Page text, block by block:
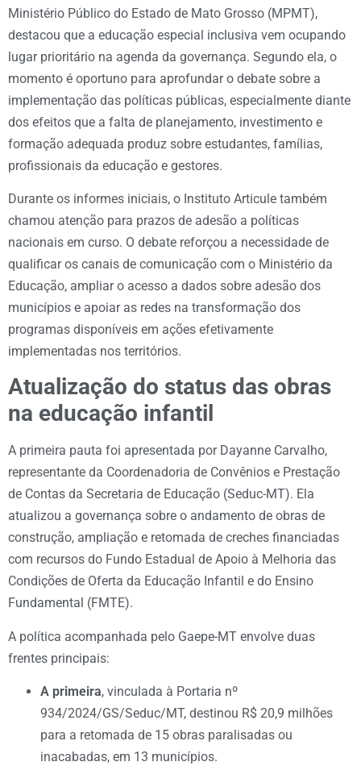
Ministério Público do Estado de Mato Grosso (MPMT),
destacou que a educação especial inclusiva vem ocupando
lugar prioritário na agenda da governança. Segundo ela, o
momento é oportuno para aprofundar o debate sobre a
implementação das políticas públicas, especialmente diante
dos efeitos que a falta de planejamento, investimento e
formação adequada produz sobre estudantes, famílias,
profissionais da educação e gestores.
Durante os informes iniciais, o Instituto Articule também
chamou atenção para prazos de adesão a políticas
nacionais em curso. O debate reforçou a necessidade de
qualificar os canais de comunicação com o Ministério da
Educação, ampliar o acesso a dados sobre adesão dos
municípios e apoiar as redes na transformação dos
programas disponíveis em ações efetivamente
implementadas nos territórios.
Atualização do status das obras
na educação infantil
A primeira pauta foi apresentada por Dayanne Carvalho,
representante da Coordenadoria de Convênios e Prestação
de Contas da Secretaria de Educação (Seduc-MT). Ela
atualizou a governança sobre o andamento de obras de
construção, ampliação e retomada de creches financiadas
com recursos do Fundo Estadual de Apoio à Melhoria das
Condições de Oferta da Educação Infantil e do Ensino
Fundamental (FMTE).
A política acompanhada pelo Gaepe-MT envolve duas
frentes principais:
A primeira, vinculada à Portaria nº
934/2024/GS/Seduc/MT, destinou R$ 20,9 milhões
para a retomada de 15 obras paralisadas ou
inacabadas, em 13 municípios.